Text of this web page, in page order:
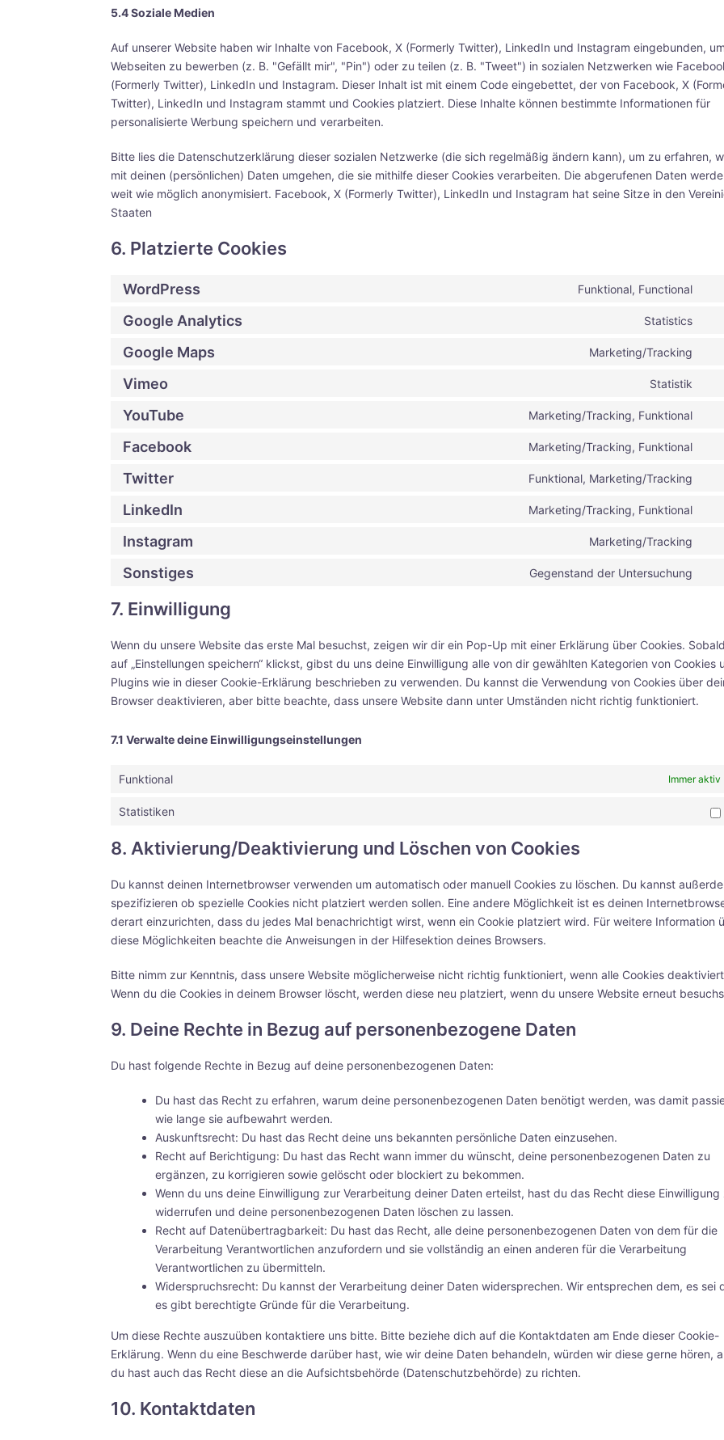
5.4 Soziale Medien
Auf unserer Website haben wir Inhalte von Facebook, X (Formerly Twitter), LinkedIn und Instagram eingebunden, um
Webseiten zu bewerben (z. B. "Gefällt mir", "Pin") oder zu teilen (z. B. "Tweet") in sozialen Netzwerken wie
(Formerly Twitter), LinkedIn und Instagram. Dieser Inhalt ist mit einem Code eingebettet, der von Facebook, X
Twitter), LinkedIn und Instagram stammt und Cookies platziert. Diese Inhalte können bestimmte Informationen für
personalisierte Werbung speichern und verarbeiten.
Bitte lies die Datenschutzerklärung dieser sozialen Netzwerke (die sich regelmäßig ändern kann), um zu erfahren,
mit deinen (persönlichen) Daten umgehen, die sie mithilfe dieser Cookies verarbeiten. Die abgerufenen Daten
weit wie möglich anonymisiert. Facebook, X (Formerly Twitter), LinkedIn und Instagram hat seine Sitze in den
Staaten
6. Platzierte Cookies
WordPress Funktional, Functional
Google Analytics Statistics
Google Maps Marketing/Tracking
Vimeo Statistik
YouTube Marketing/Tracking, Funktional
Facebook Marketing/Tracking, Funktional
Twitter Funktional, Marketing/Tracking
LinkedIn Marketing/Tracking, Funktional
Instagram Marketing/Tracking
Sonstiges Gegenstand der Untersuchung
7. Einwilligung
Wenn du unsere Website das erste Mal besuchst, zeigen wir dir ein Pop-Up mit einer Erklärung über Cookies.
auf „Einstellungen speichern“ klickst, gibst du uns deine Einwilligung alle von dir gewählten Kategorien von Cookies
Plugins wie in dieser Cookie-Erklärung beschrieben zu verwenden. Du kannst die Verwendung von Cookies über
Browser deaktivieren, aber bitte beachte, dass unsere Website dann unter Umständen nicht richtig funktioniert.
7.1 Verwalte deine Einwilligungseinstellungen
Funktional Immer aktiv
Statistiken
8. Aktivierung/Deaktivierung und Löschen von Cookies
Du kannst deinen Internetbrowser verwenden um automatisch oder manuell Cookies zu löschen. Du kannst
spezifizieren ob spezielle Cookies nicht platziert werden sollen. Eine andere Möglichkeit ist es deinen
derart einzurichten, dass du jedes Mal benachrichtigt wirst, wenn ein Cookie platziert wird. Für weitere Information
diese Möglichkeiten beachte die Anweisungen in der Hilfesektion deines Browsers.
Bitte nimm zur Kenntnis, dass unsere Website möglicherweise nicht richtig funktioniert, wenn alle Cookies
Wenn du die Cookies in deinem Browser löscht, werden diese neu platziert, wenn du unsere Website erneut
9. Deine Rechte in Bezug auf personenbezogene Daten
Du hast folgende Rechte in Bezug auf deine personenbezogenen Daten:
Du hast das Recht zu erfahren, warum deine personenbezogenen Daten benötigt werden, was damit
wie lange sie aufbewahrt werden.
Auskunftsrecht: Du hast das Recht deine uns bekannten persönliche Daten einzusehen.
Recht auf Berichtigung: Du hast das Recht wann immer du wünscht, deine personenbezogenen Daten zu
ergänzen, zu korrigieren sowie gelöscht oder blockiert zu bekommen.
Wenn du uns deine Einwilligung zur Verarbeitung deiner Daten erteilst, hast du das Recht diese Einwilligung
widerrufen und deine personenbezogenen Daten löschen zu lassen.
Recht auf Datenübertragbarkeit: Du hast das Recht, alle deine personenbezogenen Daten von dem für die
Verarbeitung Verantwortlichen anzufordern und sie vollständig an einen anderen für die Verarbeitung
Verantwortlichen zu übermitteln.
Widerspruchsrecht: Du kannst der Verarbeitung deiner Daten widersprechen. Wir entsprechen dem, es sei
es gibt berechtigte Gründe für die Verarbeitung.
Um diese Rechte auszuüben kontaktiere uns bitte. Bitte beziehe dich auf die Kontaktdaten am Ende dieser Cookie-
Erklärung. Wenn du eine Beschwerde darüber hast, wie wir deine Daten behandeln, würden wir diese gerne hören,
du hast auch das Recht diese an die Aufsichtsbehörde (Datenschutzbehörde) zu richten.
10. Kontaktdaten